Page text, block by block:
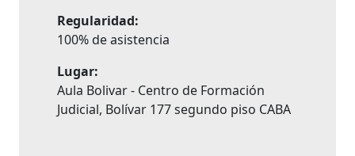
Regularidad:
100% de asistencia
Lugar:
Aula Bolivar - Centro de Formación
Judicial, Bolívar 177 segundo piso CABA